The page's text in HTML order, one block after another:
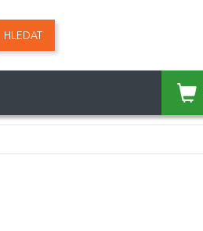
HLEDAT